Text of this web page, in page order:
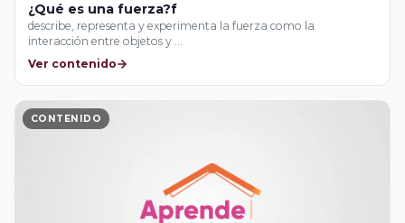
¿Qué es una fuerza?f
describe, representa y experimenta la fuerza como la
interacción entre objetos y …
Ver contenido
CONTENIDO